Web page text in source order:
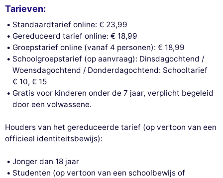
Tarieven:
Standaardtarief online: € 23,99
Gereduceerd tarief online: € 18,99
Groepstarief online (vanaf 4 personen): € 18,99
Schoolgroepstarief (op aanvraag): Dinsdagochtend /
Woensdagochtend / Donderdagochtend: Schooltarief
€ 10, € 15
Gratis voor kinderen onder de 7 jaar, verplicht begeleid
door een volwassene.
Houders van het gereduceerde tarief (op vertoon van een
officieel identiteitsbewijs):
Jonger dan 18 jaar
Studenten (op vertoon van een schoolbewijs of